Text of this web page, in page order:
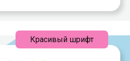
Красивый шрифт